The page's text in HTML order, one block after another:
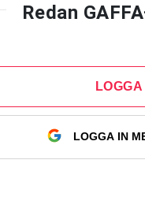
Redan
LOGGA
LOGGA IN